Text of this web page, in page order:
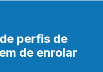
perfis de
de enrolar